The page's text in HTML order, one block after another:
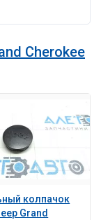
Cherokee
колпачок
Grand